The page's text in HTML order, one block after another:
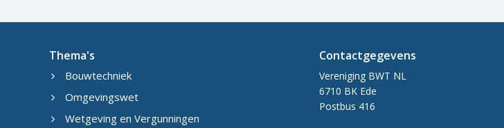
Thema's
Bouwtechniek
Omgevingswet
Wetgeving en Vergunningen
Contactgegevens
Vereniging BWT NL
6710 BK Ede
Postbus 416